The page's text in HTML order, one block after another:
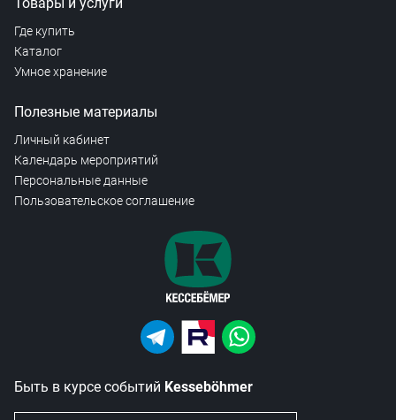
Где купить
Каталог
Умное хранение
Полезные материалы
Личный кабинет
Календарь мероприятий
Персональные данные
Пользовательское соглашение
Быть в курсе событий Kesseböhmer